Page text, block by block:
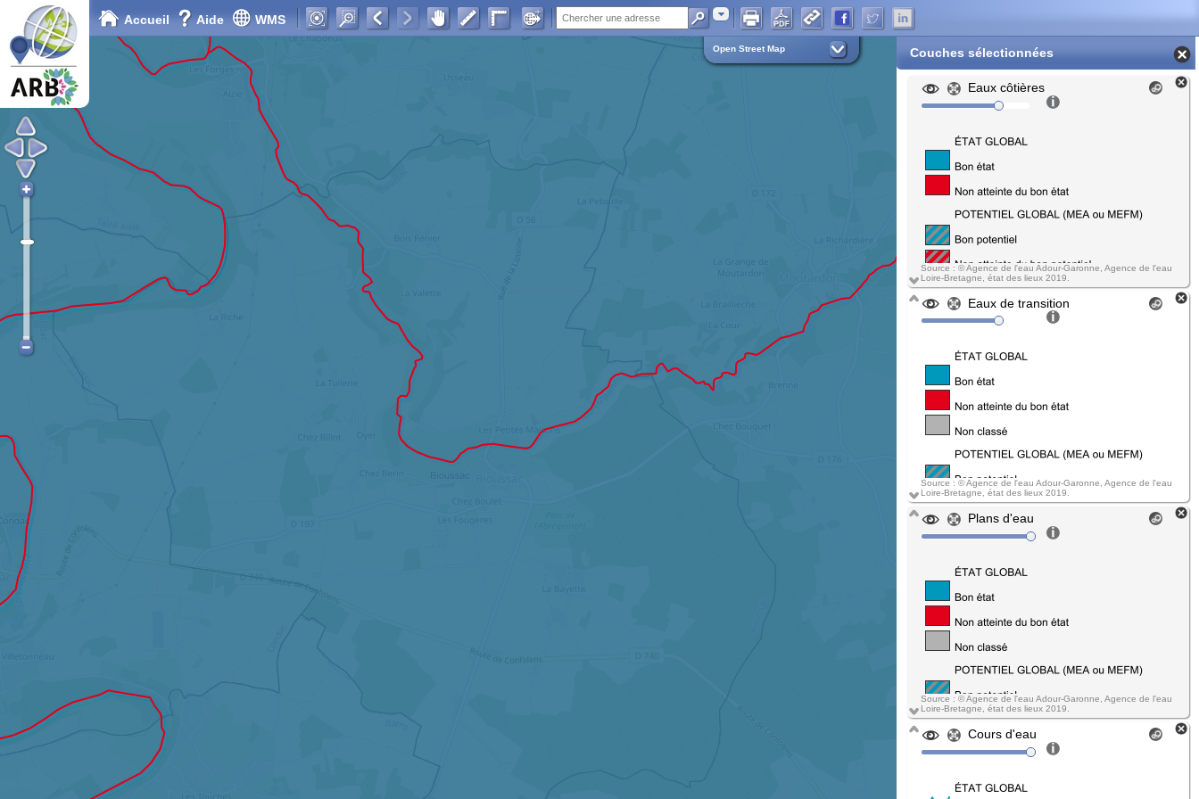
Accueil Aide WMS Adresse
Open Street Map Couches sélectionnées
Eaux côtières
Source : © Agence de l'eau Adour-Garonne, Agence de l'eau
Loire-Bretagne, état des lieux 2019.
Eaux de transition
Source : © Agence de l'eau Adour-Garonne, Agence de l'eau
Loire-Bretagne, état des lieux 2019.
Plans d'eau
Source : © Agence de l'eau Adour-Garonne, Agence de l'eau
Loire-Bretagne, état des lieux 2019.
Cours d'eau